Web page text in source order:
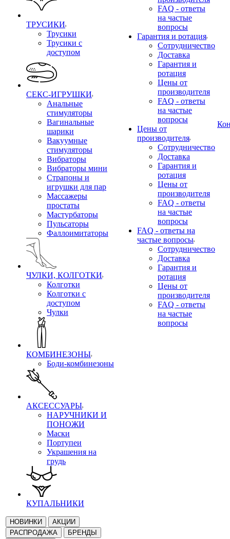
ТРУСИКИ
Трусики
Трусики с
доступом
СЕКС-ИГРУШКИ
Анальные
стимуляторы
Вагинальные
шарики
Вакуумные
стимуляторы
Вибраторы
Вибраторы мини
Страпоны и
игрушки для пар
Массажеры
простаты
Мастурбаторы
Пульсаторы
Фаллоимитаторы
ЧУЛКИ, КОЛГОТКИ
Колготки
Колготки с
доступом
Чулки
КОМБИНЕЗОНЫ
Боди-комбинезоны
АКСЕССУАРЫ
НАРУЧНИКИ И
ПОНОЖИ
Маски
Портупеи
Украшения на
грудь
КУПАЛЬНИКИ
НОВИНКИ
АКЦИИ
РАСПРОДАЖА
БРЕНДЫ
FAQ - ответы
на частые
вопросы
Гарантия и ротация
Сотрудничество
Доставка
Гарантия и
ротация
Цены от
производителя
FAQ - ответы
на частые
вопросы
Цены от
производителя
Сотрудничество
Доставка
Гарантия и
ротация
Цены от
производителя
FAQ - ответы
на частые
вопросы
FAQ - ответы на
частые вопросы
Сотрудничество
Доставка
Гарантия и
ротация
Цены от
производителя
FAQ - ответы
на частые
вопросы